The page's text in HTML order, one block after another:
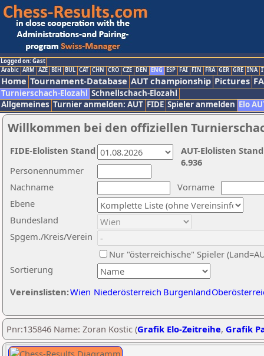
Logged on: Gast
Arabic ARM AZE BIH BUL CAT CHN CRO CZE DEN ENG ESP FAI FIN FRA GER GRE INA
Home Tournament-Database AUT championship Pictures
Turnierschach-Elozahl Schnellschach-Elozahl
Allgemeines Turnier anmelden: AUT FIDE Spieler anmelden Elo
Willkommen bei den offiziellen
Nachname
Vorname
Ebene
Sortierung
Personennummer
Bundesland
Spgem./Kreis/Verein
Nur "österreichische" Spieler
Vereinslisten:Wien Niederösterreich Burgenland
AUT-Elolisten
6.936
FIDE-Elolisten Stand
Pnr:135846 Name: Zoran Kostic (Grafik Elo-Zeitreihe, Grafik